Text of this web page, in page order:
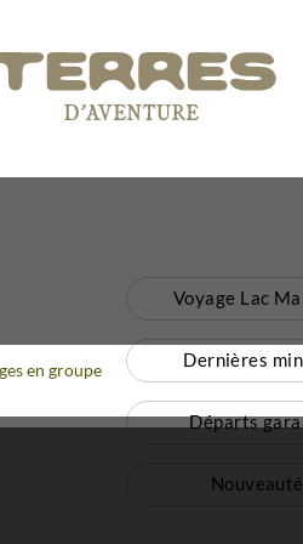
en groupe
Voyage Lac
Dernières
Départs